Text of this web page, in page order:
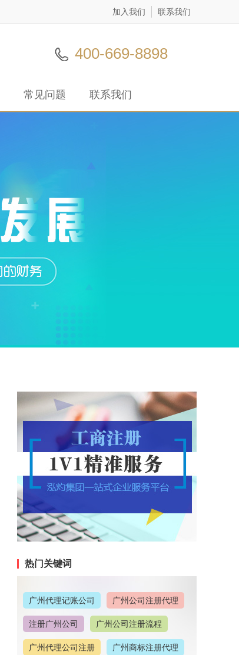
加入我们 联系我们
400-669-8898
常见问题 联系我们
热门关键词
广州代理记账公司 广州公司注册代理
注册广州公司 广州公司注册流程
广州代理公司注册 广州商标注册代理